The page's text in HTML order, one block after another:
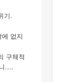
기.
없지
구체적
….